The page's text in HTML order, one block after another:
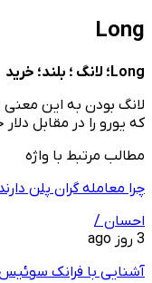
Long
Long؛ لانگ ؛ بلند؛ خرید
که یورو را در مقابل
مطالب مرتبط با واژه
چرا معامله ‌گران پلن
احسان /
3 روز ago
آشنایی با فرانک